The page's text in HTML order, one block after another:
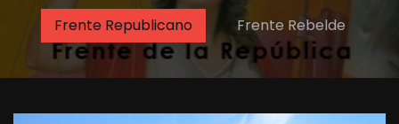
Frente Republicano Frente Rebelde